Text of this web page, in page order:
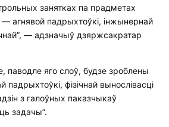
занятках па прадметах
агнявой падрыхтоўкі, інжынернай
— адзначыў дзяржсакратар
паводле яго слоў, будзе зроблены
падрыхтоўкі, фізічнай вынослівасці
з галоўных паказчыкаў
задачы”.